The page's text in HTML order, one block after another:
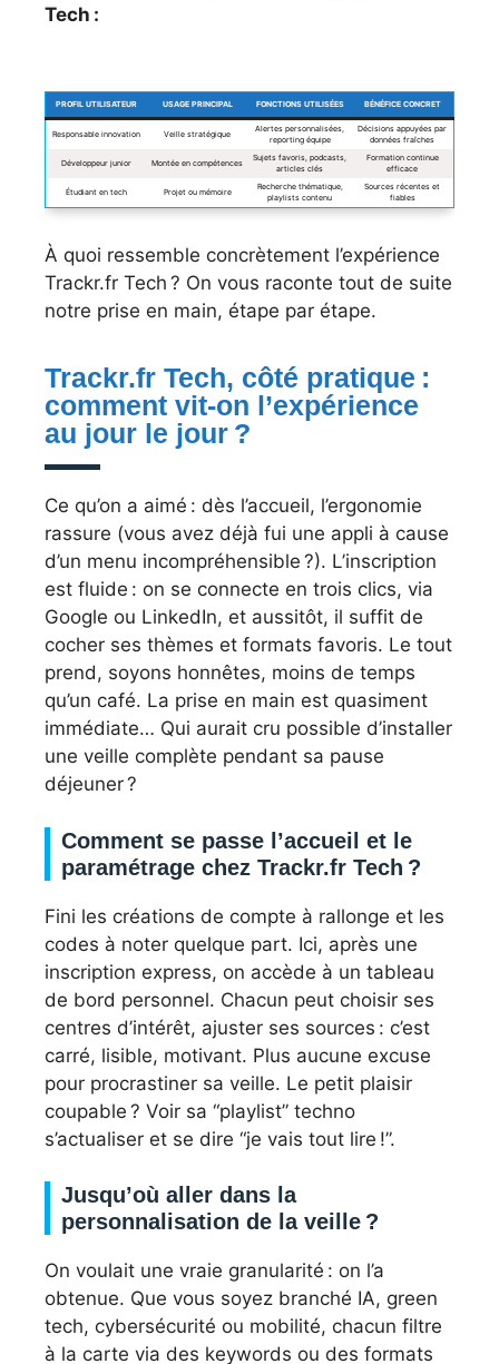
Tech :
PROFIL UTILISATEUR USAGE PRINCIPAL FONCTIONS UTILISÉES BÉNÉFICE CONCRET
Responsable innovation Veille stratégique
Alertes personnalisées,
reporting équipe
Décisions appuyées par
données fraîches
Développeur junior Montée en compétences
Sujets favoris, podcasts,
articles clés
Formation continue
efficace
Étudiant en tech Projet ou mémoire
Recherche thématique,
playlists contenu
Sources récentes et
fiables
À quoi ressemble concrètement l’expérience
Trackr.fr Tech ? On vous raconte tout de suite
notre prise en main, étape par étape.
Trackr.fr Tech, côté pratique :
comment vit-on l’expérience
au jour le jour ?
Ce qu’on a aimé : dès l’accueil, l’ergonomie
rassure (vous avez déjà fui une appli à cause
d’un menu incompréhensible ?). L’inscription
est fluide : on se connecte en trois clics, via
Google ou LinkedIn, et aussitôt, il suffit de
cocher ses thèmes et formats favoris. Le tout
prend, soyons honnêtes, moins de temps
qu’un café. La prise en main est quasiment
immédiate… Qui aurait cru possible d’installer
une veille complète pendant sa pause
déjeuner ?
Comment se passe l’accueil et le
paramétrage chez Trackr.fr Tech ?
Fini les créations de compte à rallonge et les
codes à noter quelque part. Ici, après une
inscription express, on accède à un tableau
de bord personnel. Chacun peut choisir ses
centres d’intérêt, ajuster ses sources : c’est
carré, lisible, motivant. Plus aucune excuse
pour procrastiner sa veille. Le petit plaisir
coupable ? Voir sa “playlist” techno
s’actualiser et se dire “je vais tout lire !”.
Jusqu’où aller dans la
personnalisation de la veille ?
On voulait une vraie granularité : on l’a
obtenue. Que vous soyez branché IA, green
tech, cybersécurité ou mobilité, chacun filtre
à la carte via des keywords ou des formats